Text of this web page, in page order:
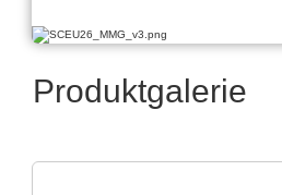
Produktgalerie